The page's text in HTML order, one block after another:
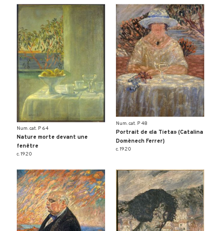
Num. cat. P 64
Nature morte devant une
fenêtre
c. 1920
Num. cat. P 48
Portrait de «la Tieta» (Catalina
Domènech Ferrer)
c. 1920